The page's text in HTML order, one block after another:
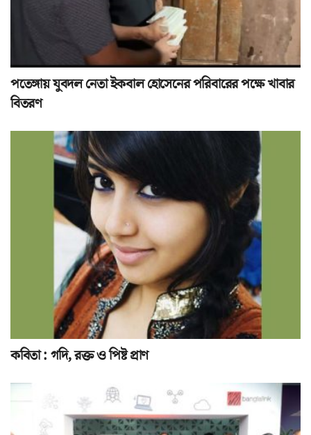
পতেঙ্গায় যুবদল নেতা ইকবাল হোসেনের পরিবারের পক্ষে খাবার
বিতরণ
কবিতা : গদি, রক্ত ও পিষ্ট প্রাণ